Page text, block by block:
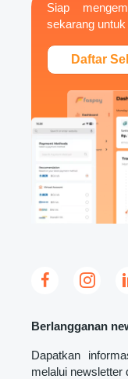
Siap
sekarang
Daftar
Berlangganan
Dapatkan
melalui newsletter